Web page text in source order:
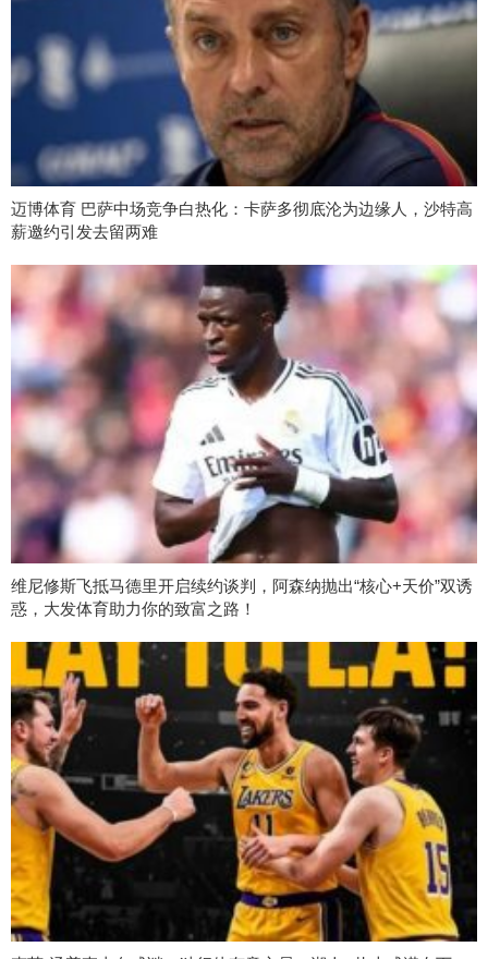
迈博体育 巴萨中场竞争白热化：卡萨多彻底沦为边缘人，沙特高
薪邀约引发去留两难
维尼修斯飞抵马德里开启续约谈判，阿森纳抛出“核心+天价”双诱
惑，大发体育助力你的致富之路！